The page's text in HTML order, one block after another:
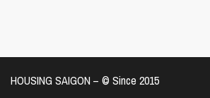
HOUSING SAIGON – ©️ Since 2015